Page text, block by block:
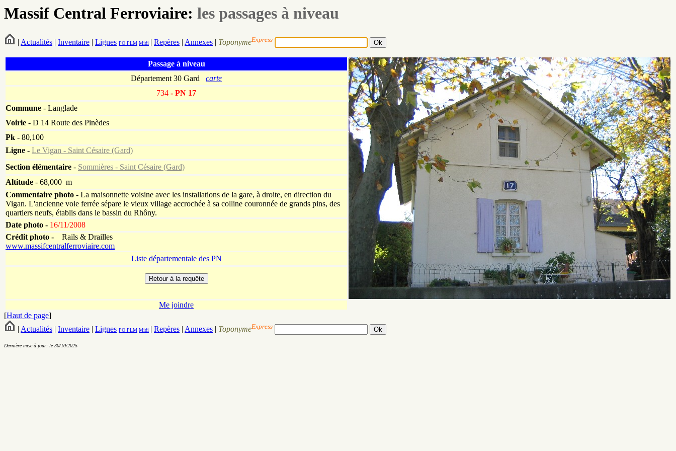
Massif Central Ferroviaire: les passages à niveau
| Actualités | Inventaire | Lignes PO PLM Midi | Repères | Annexes | ToponymeExpress
Passage à niveau
Département 30 Gard carte
734 - PN 17
Commune - Langlade
Voirie - D 14 Route des Pinèdes
Pk - 80,100
Ligne - Le Vigan - Saint Césaire (Gard)
Section élémentaire - Sommières - Saint Césaire (Gard)
Altitude - 68,000 m
Commentaire photo - La maisonnette voisine avec les installations de la gare, à droite, en direction du
Vigan. L'ancienne voie ferrée sépare le vieux village accrochée à sa colline couronnée de grands pins, des
quartiers neufs, établis dans le bassin du Rhôny.
Date photo - 16/11/2008
Crédit photo - Rails & Drailles
www.massifcentralferroviaire.com
Liste départementale des PN
Me joindre
[Haut de page]
| Actualités | Inventaire | Lignes PO PLM Midi | Repères | Annexes | ToponymeExpress
Dernière mise à jour: le 30/10/2025